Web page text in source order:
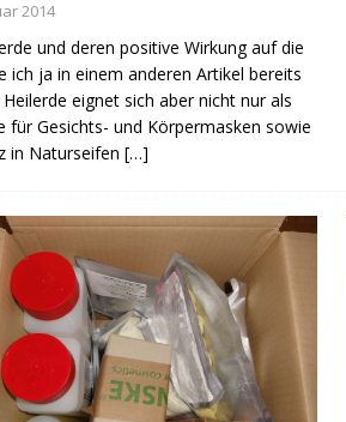
2014
und deren positive Wirkung auf die
ich ja in einem anderen Artikel bereits
eignet sich aber nicht nur als
für Gesichts- und Körpermasken sowie
in Naturseifen […]